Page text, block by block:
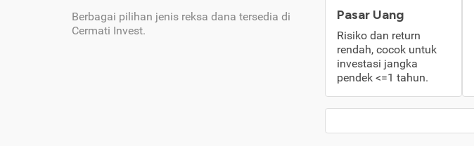
Berbagai pilihan jenis reksa dana tersedia di
Cermati Invest.
Pasar Uang
Risiko dan return
rendah, cocok untuk
investasi jangka
pendek <=1 tahun.